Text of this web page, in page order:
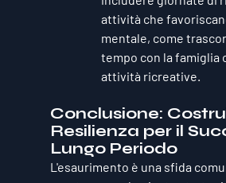
attività che
mentale, come
tempo con la famiglia
attività ricreative.
Conclusione:
Resilienza per il
Lungo Periodo
L'esaurimento è una sfida